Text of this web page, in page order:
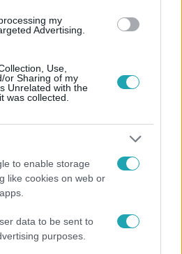
my
Advertising.
Use,
or Sharing of my
Unrelated with the
was collected.
to enable storage
like cookies on web or
data to be sent to
purposes.
LILYZ TÓTH ANDI
FELADAT